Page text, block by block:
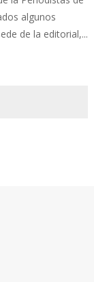
algunos
de la editorial,...